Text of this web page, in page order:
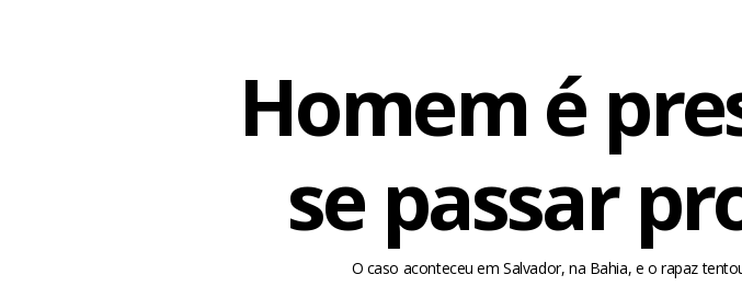
Homem é
se passar
O caso aconteceu em Salvador, na Bahia, e o rapaz